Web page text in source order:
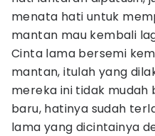
menata hati untuk
mantan mau kembali
Cinta lama bersemi
mantan, itulah yang
mereka ini tidak
baru, hatinya sudah
lama yang dicintainya